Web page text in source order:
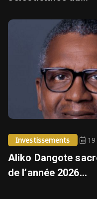
Investissements 19
Aliko Dangote
de l’année 2026...